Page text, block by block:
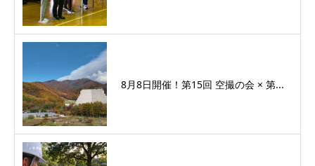
8月8日開催！第15回 空撮の会 × 第...